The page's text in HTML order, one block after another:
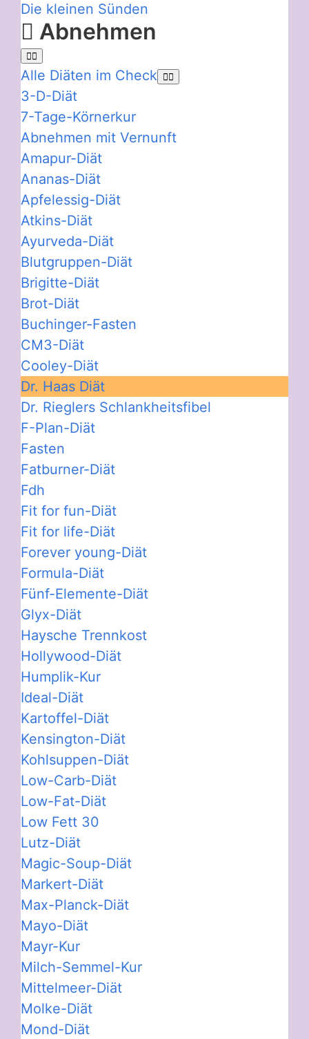
Die kleinen Sünden
Abnehmen
Alle Diäten im Check
3-D-Diät
7-Tage-Körnerkur
Abnehmen mit Vernunft
Amapur-Diät
Ananas-Diät
Apfelessig-Diät
Atkins-Diät
Ayurveda-Diät
Blutgruppen-Diät
Brigitte-Diät
Brot-Diät
Buchinger-Fasten
CM3-Diät
Cooley-Diät
Dr. Haas Diät
Dr. Rieglers Schlankheitsfibel
F-Plan-Diät
Fasten
Fatburner-Diät
Fdh
Fit for fun-Diät
Fit for life-Diät
Forever young-Diät
Formula-Diät
Fünf-Elemente-Diät
Glyx-Diät
Haysche Trennkost
Hollywood-Diät
Humplik-Kur
Ideal-Diät
Kartoffel-Diät
Kensington-Diät
Kohlsuppen-Diät
Low-Carb-Diät
Low-Fat-Diät
Low Fett 30
Lutz-Diät
Magic-Soup-Diät
Markert-Diät
Max-Planck-Diät
Mayo-Diät
Mayr-Kur
Milch-Semmel-Kur
Mittelmeer-Diät
Molke-Diät
Mond-Diät